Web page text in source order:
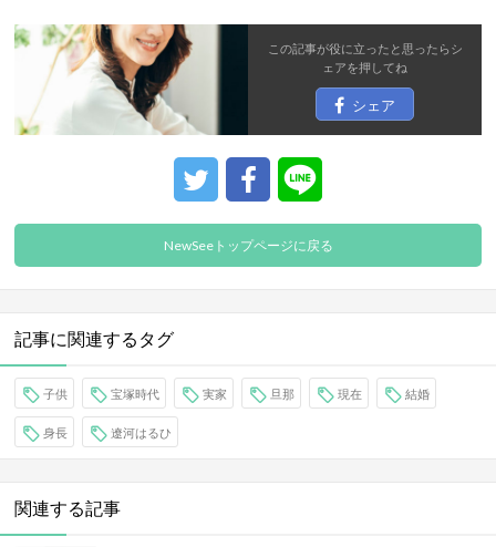
この記事が役に立ったと思ったらシ
ェアを押してね
シェア
NewSeeトップページに戻る
記事に関連するタグ
子供 宝塚時代 実家 旦那 現在 結婚
身長 遼河はるひ
関連する記事